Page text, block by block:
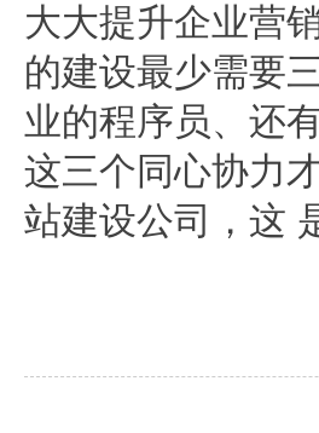
大大提升企业营
的建设最少需要
业的程序员、还
这三个同心协力
站建设公司，这